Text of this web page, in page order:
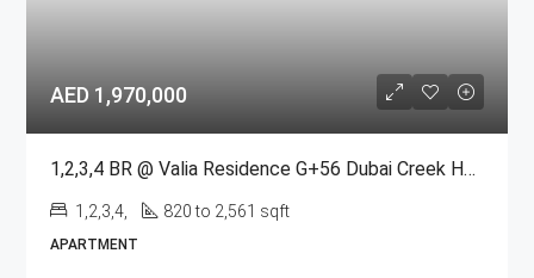
AED 1,970,000
1,2,3,4 BR @ Valia Residence G+56 Dubai Creek Harbour BY Emaar
1,2,3,4, 820 to 2,561 sqft
APARTMENT